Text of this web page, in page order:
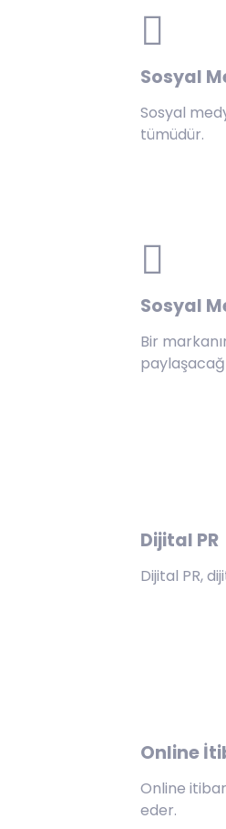
Sosyal
Sosyal
tümüdür.
Sosyal
Bir
Dijital PR
Dijital PR,
Online
Online
eder.